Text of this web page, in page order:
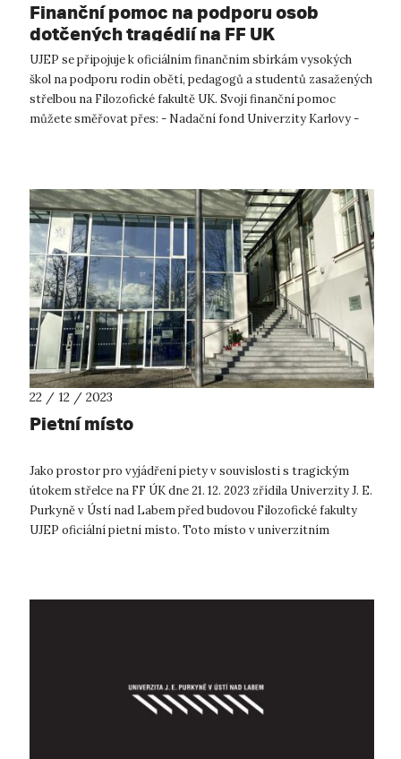
Finanční pomoc na podporu osob
dotčených tragédií na FF UK
UJEP se připojuje k oficiálním finančním sbírkám vysokých
škol na podporu rodin obětí, pedagogů a studentů zasažených
střelbou na Filozofické fakultě UK. Svoji finanční pomoc
můžete směřovat přes: - Nadační fond Univerzity Karlovy -
22 / 12 / 2023
Pietní místo
Jako prostor pro vyjádření piety v souvislosti s tragickým
útokem střelce na FF ÚK dne 21. 12. 2023 zřídila Univerzity J. E.
Purkyně v Ústí nad Labem před budovou Filozofické fakulty
UJEP oficiální pietní místo. Toto místo v univerzitním